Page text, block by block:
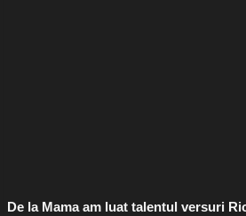
De la Mama am luat talentul versuri